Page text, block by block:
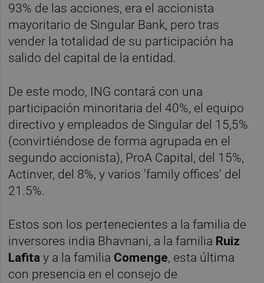
93% de las acciones, era el accionista
mayoritario de Singular Bank, pero tras
vender la totalidad de su participación ha
salido del capital de la entidad.
De este modo, ING contará con una
participación minoritaria del 40%, el equipo
directivo y empleados de Singular del 15,5%
(convirtiéndose de forma agrupada en el
segundo accionista), ProA Capital, del 15%,
Actinver, del 8%, y varios 'family offices' del
21.5%.
Estos son los pertenecientes a la familia de
inversores india Bhavnani, a la familia Ruiz
Lafita y a la familia Comenge, esta última
con presencia en el consejo de